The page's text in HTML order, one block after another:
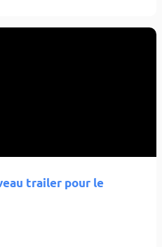
trailer pour le